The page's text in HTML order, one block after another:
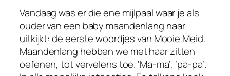
Vandaag was er die ene mijlpaal waar je als
ouder van een baby maandenlang naar
uitkijkt: de eerste woordjes van Mooie Meid.
Maandenlang hebben we met haar zitten
oefenen, tot vervelens toe. ‘Ma-ma’, ‘pa-pa’.